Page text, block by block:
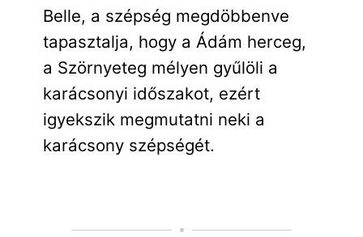
Belle, a szépség megdöbbenve
tapasztalja, hogy a Ádám herceg,
a Szörnyeteg mélyen gyűlöli a
karácsonyi időszakot, ezért
igyekszik megmutatni neki a
karácsony szépségét.